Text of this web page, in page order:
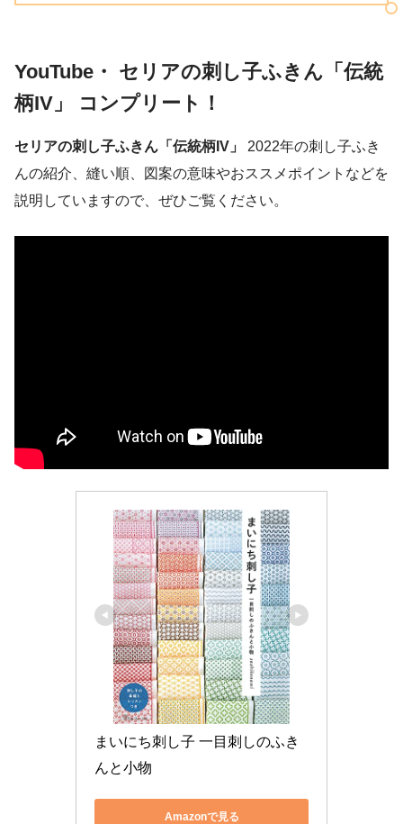
YouTube・ セリアの刺し子ふきん「伝統
柄IV」
コンプリート！
セリアの刺し子ふきん「伝統柄IV」
2022年の刺し子ふき
んの紹介、縫い順、図案の意味やおススメポイントなどを
説明していますので、ぜひご覧ください。
まいにち刺し子 一目刺しのふき
んと小物
Amazonで見る